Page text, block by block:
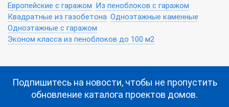
Европейские с гаражом
Из пеноблоков с гаражом
Квадратные из газобетона Одноэтажные каменные
Одноэтажные с гаражом
Эконом класса из пеноблоков до 100 м2
Подпишитесь на новости, чтобы не пропустить
обновление каталога проектов домов.